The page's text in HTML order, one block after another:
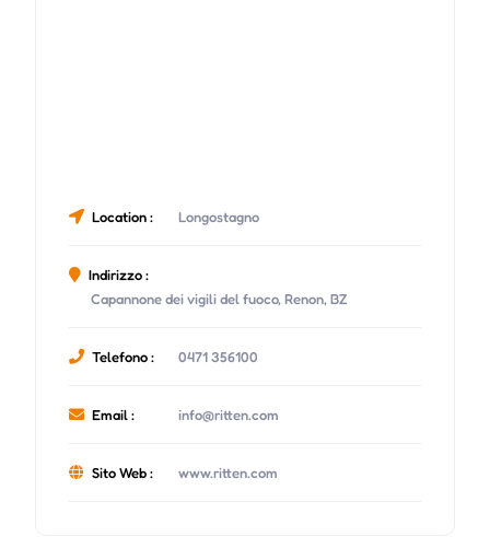
Location : Longostagno
Indirizzo :
Capannone dei vigili del fuoco, Renon, BZ
Telefono : 0471 356100
Email : info@ritten.com
Sito Web : www.ritten.com